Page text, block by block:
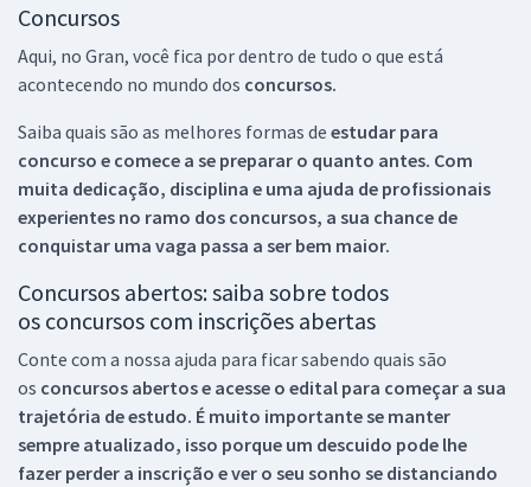
Concursos
Aqui, no Gran, você fica por dentro de tudo o que está
acontecendo no mundo dos concursos.
Saiba quais são as melhores formas de estudar para
concurso e comece a se preparar o quanto antes. Com
muita dedicação, disciplina e uma ajuda de profissionais
experientes no ramo dos concursos, a sua chance de
conquistar uma vaga passa a ser bem maior.
Concursos abertos: saiba sobre todos
os concursos com inscrições abertas
Conte com a nossa ajuda para ficar sabendo quais são
os concursos abertos e acesse o edital para começar a sua
trajetória de estudo. É muito importante se manter
sempre atualizado, isso porque um descuido pode lhe
fazer perder a inscrição e ver o seu sonho se distanciando